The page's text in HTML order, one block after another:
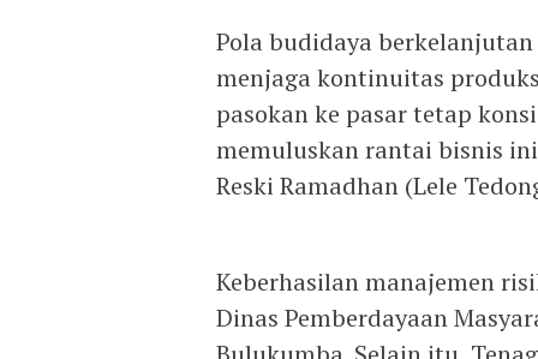
Pola budidaya
menjaga kontinuitas
pasokan ke pasar tetap
memuluskan rantai bisnis
Reski Ramadhan (Lele
Keberhasilan manajemen
Dinas Pemberdayaan